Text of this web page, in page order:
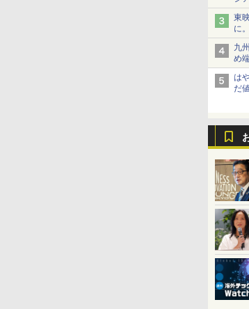
シ
東
に
九
め
回
は
だ